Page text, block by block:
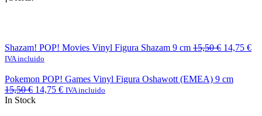
Shazam! POP! Movies Vinyl Figura Shazam 9 cm 15,50€ 14,75 €
IVA incluido
Pokemon POP! Games Vinyl Figura Oshawott (EMEA) 9 cm
15,50€ 14,75 € IVA incluido
In Stock